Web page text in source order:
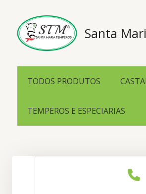
conteúdo
Santa
TODOS PRODUTOS
TEMPEROS E ESPECIARIAS